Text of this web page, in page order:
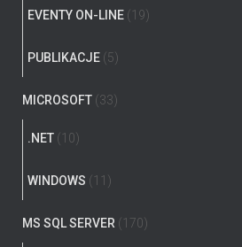
EVENTY ON-LINE (19)
PUBLIKACJE (5)
MICROSOFT (33)
.NET (10)
WINDOWS (11)
MS SQL SERVER (170)